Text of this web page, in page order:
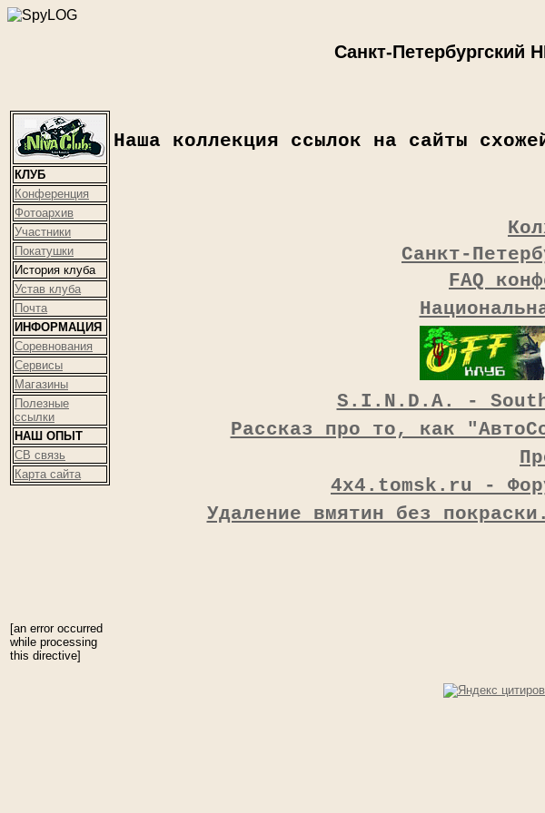
Санкт-Петербургский
КЛУБ
Конференция
Фотоархив
Участники
Покатушки
История клуба
Устав клуба
Почта
ИНФОРМАЦИЯ
Соревнования
Сервисы
Магазины
Полезные
ссылки
НАШ ОПЫТ
CB связь
Карта сайта
[an error occurred
while processing
this directive]
Наша коллекция ссылок на сайты
Санкт-
FAQ
S.I.N.D.A. -
Рассказ про то, как
4x4.tomsk.ru -
Удаление вмятин без